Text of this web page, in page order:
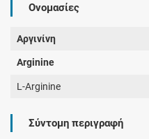
Ονομασίες
Αργινίνη
Arginine
L-Arginine
Σύντομη περιγραφή